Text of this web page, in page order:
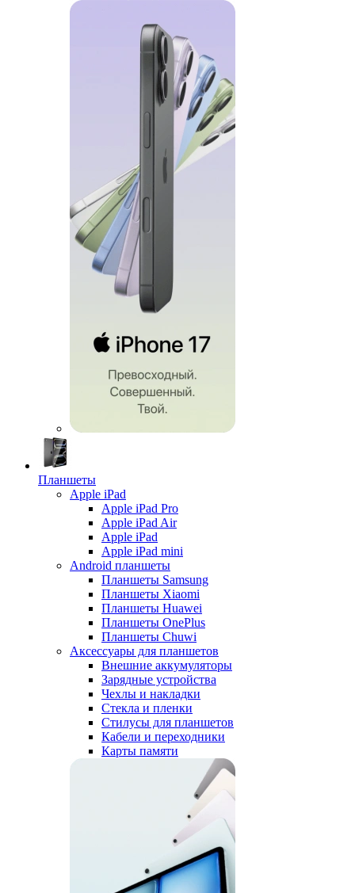
Планшеты
Apple iPad
Apple iPad Pro
Apple iPad Air
Apple iPad
Apple iPad mini
Android планшеты
Планшеты Samsung
Планшеты Xiaomi
Планшеты Huawei
Планшеты OnePlus
Планшеты Chuwi
Аксессуары для планшетов
Внешние аккумуляторы
Зарядные устройства
Чехлы и накладки
Стекла и пленки
Стилусы для планшетов
Кабели и переходники
Карты памяти